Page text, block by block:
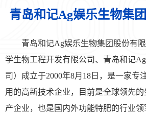
青岛和记Ag娱乐生物集
青岛和记Ag娱乐生物集团股份有
学生物工程开发有限公司、青岛和记
司）成立于2000年8月18日，是一家专
用的高新技术企业，目前是全球领先
产企业，也是国内外功能特肥的行业领